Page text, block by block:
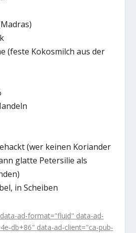
(feste Kokosmilch aus der
(wer keinen Koriander
glatte Petersilie als
in Scheiben
ad-format="fluid" data-ad-
db+86" data-ad-client="ca-pub-